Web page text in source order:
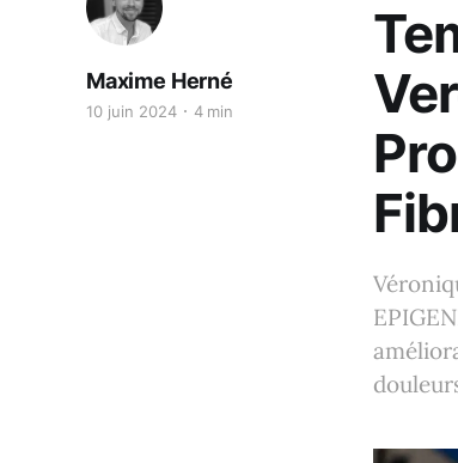
Maxime Herné
10 juin 2024 4 min